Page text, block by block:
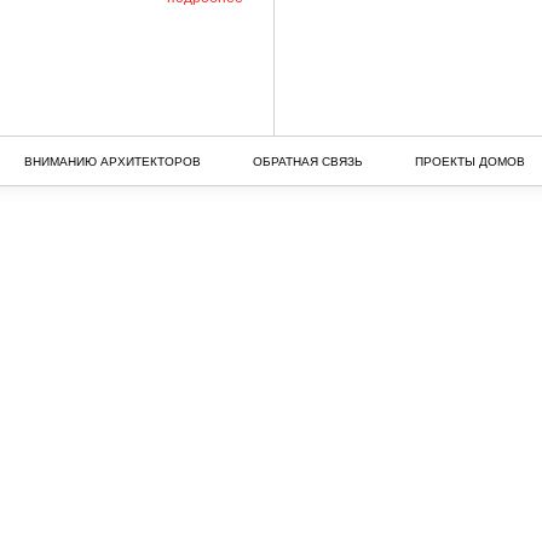
ВНИМАНИЮ АРХИТЕКТОРОВ ОБРАТНАЯ СВЯЗЬ ПРОЕКТЫ ДОМОВ